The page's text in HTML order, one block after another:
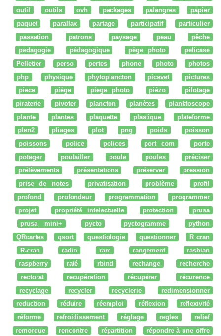
outil
outils ovh packages palangres
papier
paquet
parallax partage participatif
particulier
passation
patrons paysage peau
pêche
pedagogie
pédagogique pège photo
pelicase
Pelletier
perso pertes phone photo
photos
php
physique phytoplancton picavet
pictures
piece
piège piege photo piézo
pilotage
piraterie
pivoter plancton planètes
planktoscope
plante
plantes plaquette plastique
plateforme
plen2
pliages plot png poids
poisson
poissons
police polices port com
porte
potager
poulailler poule poules
préciser
prélèvements
présentations préserver
pression
prise de notes
privatisation problème
profil
profond
profondeur programmation
programmer
projet
propriété intelectuelle protection
prusa
prusa mini+
pycto pyctogramme
python
QRcartes
qsort questiologie questionner
R cran
R-cran
radio ram rangement
rasbian
raspberry
raté rbind rechange
recherche
rectorat
recupération récupérer
récurence
recyclage
recycler recyclerie
redimensionner
reduction
réduire réemploi réflexion
reflexivité
réforme
refroidissement réglage regles
relief
remorque
rencontre répartition
répondre à une offre